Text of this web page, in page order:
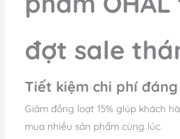
đợt sale
Tiết kiệm chi phí
Giảm đồng loạt 15% giúp khách
mua nhiều sản phẩm cùng lúc.